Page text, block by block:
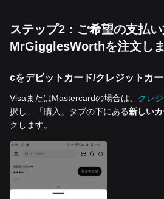
ステップ2：ご希望の支払
MrGigglesWorthを注文しま
cをデビットカード/クレジットカ
VisaまたはMastercardの場合は、 クレ
択し、「購入」タブの下にある新しい
クします。